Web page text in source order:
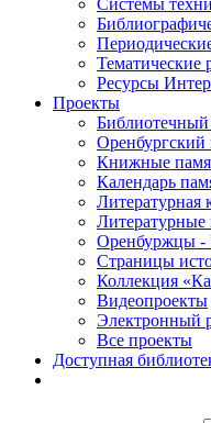
Cистемы
Тематические
Ресурсы
Проекты
Библиотечный
Оренбургский
Книжные
Календарь
Литературная
Литературные
Оренбуржцы -
Страницы
Коллекция
Видеопроекты
Электронный
Все проекты
Доступная